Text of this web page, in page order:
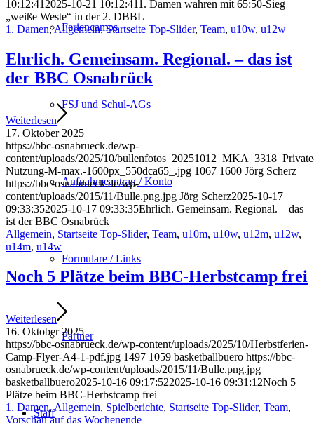
Feriencamps
FSJ und Schul-AGs
Aufnahmeantrag / Konto
Formulare / Links
Partner
Staff
10:12:412025-10-21 10:12:411. Damen wahren mit 65:50-Sieg
„weiße Weste“ in der 2. DBBL
1. Damen,Allgemein,Startseite Top-Slider, Team, u10w, u12w
Ehrlich. Gemeinsam. Regional. – das ist
der BBC Osnabrück
Weiterlesen
17. Oktober 2025
https://bbc-osnabrueck.de/wp-
content/uploads/2025/10/
Nutzung-M-max.-1600px_550dca65_.jpg 1067 1600 Jörg Scherz
https://bbc-osnabrueck.de/wp-
content/uploads/2015/11/Bulle.png.jpg Jörg Scherz2025-10-17
09:33:352025-10-17 09:33:35Ehrlich. Gemeinsam. Regional. – das
ist der BBC Osnabrück
Allgemein, Startseite Top-Slider, Team, u10m, u10w, u12m, u12w,
u14m, u14w
Noch 5 Plätze beim BBC-Herbstcamp frei
Weiterlesen
16. Oktober 2025
https://bbc-osnabrueck.de/wp-content/uploads/2025/10/Herbstferien-
Camp-Flyer-A4-1-pdf.jpg 1497 1059 basketballbuero https://bbc-
osnabrueck.de/wp-content/uploads/2015/11/Bulle.png.jpg
basketballbuero2025-10-16 09:17:522025-10-16 09:31:12Noch 5
Plätze beim BBC-Herbstcamp frei
1. Damen,Allgemein, Spielberichte, Startseite Top-Slider, Team,
Vorschau auf das Wochenende